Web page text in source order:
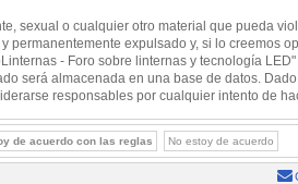
sexual o cualquier otro material que pueda
expulsado y, si lo creemos
- Foro sobre linternas y tecnología
será almacenada en una base de datos.
responsables por cualquier intento de